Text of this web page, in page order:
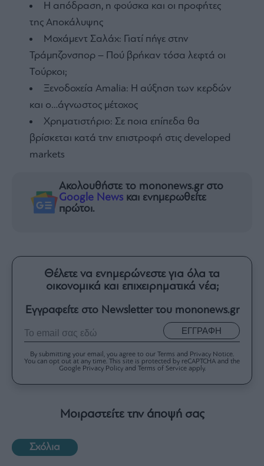
Η απόδραση, η φούσκα και οι προφήτες
της Αποκάλυψης
Μοχάμεντ Σαλάχ: Γιατί πήγε στην
Τράμπζονσπορ – Πού βρήκαν τόσα λεφτά οι
Τούρκοι;
Ξενοδοχεία Amalia: H αύξηση των κερδών
και ο…άγνωστος μέτοχος
Χρηματιστήριο: Σε ποια επίπεδα θα
βρίσκεται κατά την επιστροφή στις developed
markets
Ακολουθήστε το mononews.gr στο
Google News και ενημερωθείτε
πρώτοι.
Θέλετε να ενημερώνεστε για όλα τα
οικονομικά και επιχειρηματικά νέα;
Εγγραφείτε στο Newsletter του mononews.gr
ΕΓΓΡΑΦΗ
By submitting your email, you agree to our Terms and Privacy Notice.
You can opt out at any time. This site is protected by reCAPTCHA and the
Google Privacy Policy and Terms of Service apply.
Μοιραστείτε την άποψή σας
Σχόλια